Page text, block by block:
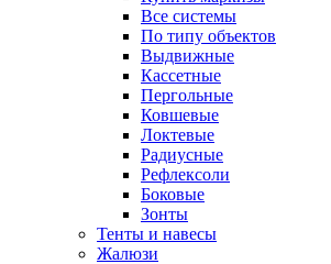
Все системы
По типу объектов
Выдвижные
Кассетные
Пергольные
Ковшевые
Локтевые
Радиусные
Рефлексоли
Боковые
Зонты
Тенты и навесы
Жалюзи